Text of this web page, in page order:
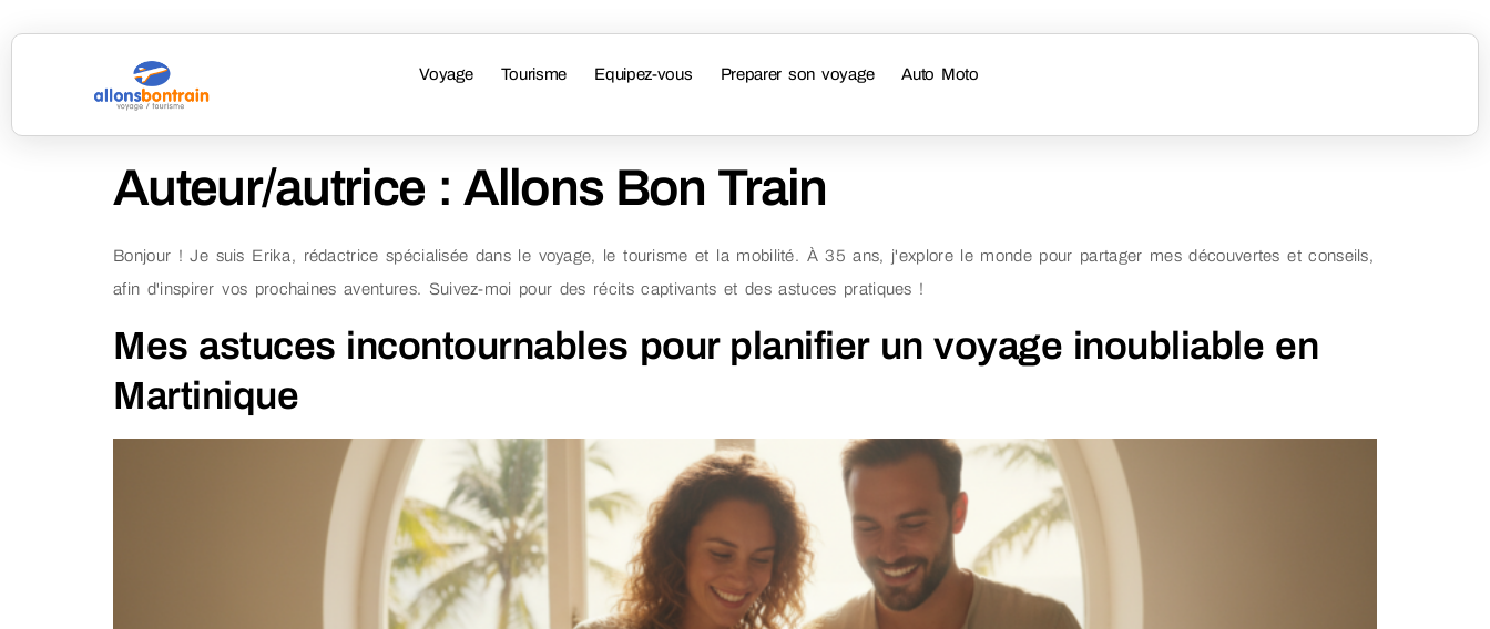
Voyage Tourisme Equipez-vous Preparer son voyage Auto Moto
Auteur/autrice : Allons Bon Train
Bonjour ! Je suis Erika, rédactrice spécialisée dans le voyage, le tourisme et la mobilité. À 35 ans, j'explore le monde pour partager mes découvertes et conseils,
afin d'inspirer vos prochaines aventures. Suivez-moi pour des récits captivants et des astuces pratiques !
Mes astuces incontournables pour planifier un voyage inoubliable en
Martinique